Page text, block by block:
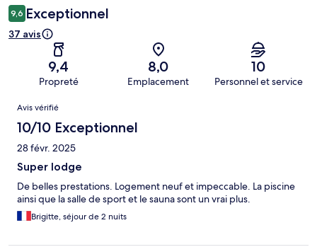
9,6 Exceptionnel
37 avis
9,4
Propreté
8,0
Emplacement
10
Personnel et service
Avis
Avis vérifié
10/10 Exceptionnel
28 févr. 2025
Super lodge
De belles prestations. Logement neuf et impeccable. La piscine
ainsi que la salle de sport et le sauna sont un vrai plus.
Brigitte, séjour de 2 nuits